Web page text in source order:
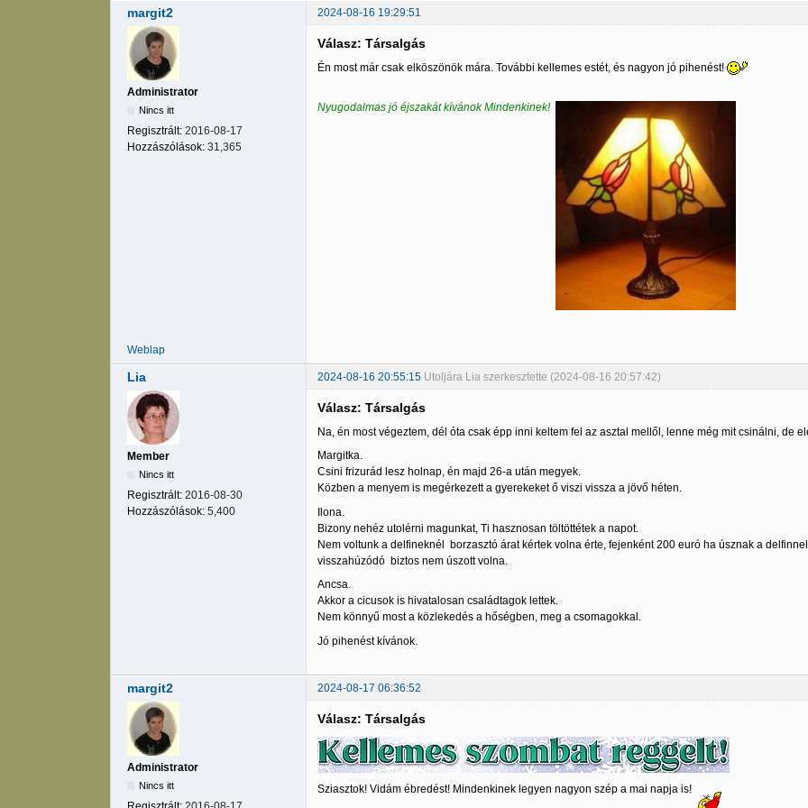
margit2 2024-08-16 19:29:51
Administrator
Nincs itt
Regisztrált: 2016-08-17
Hozzászólások: 31,365
Válasz: Társalgás
Én most már csak elköszönök mára. További kellemes estét, és nagyon jó pihenést!
Nyugodalmas jó éjszakát kívánok Mindenkinek!
Weblap
Lia 2024-08-16 20:55:15 Utoljára Lia szerkesztette (2024-08-16 20:57:42)
Member
Nincs itt
Regisztrált: 2016-08-30
Hozzászólások: 5,400
Válasz: Társalgás
Na, én most végeztem, dél óta csak épp inni keltem fel az asztal mellől, lenne még mit csinálni, de
Margitka.
Csini frizurád lesz holnap, én majd 26-a után megyek.
Közben a menyem is megérkezett a gyerekeket ő viszi vissza a jövő héten.
Ilona.
Bizony nehéz utolérni magunkat, Ti hasznosan töltöttétek a napot.
Nem voltunk a delfineknél borzasztó árat kértek volna érte, fejenként 200 euró ha úsznak a
visszahúzódó biztos nem úszott volna.
Ancsa.
Akkor a cicusok is hivatalosan családtagok lettek.
Nem könnyű most a közlekedés a hőségben, meg a csomagokkal.
Jó pihenést kívánok.
margit2 2024-08-17 06:36:52
Administrator
Nincs itt
Válasz: Társalgás
Sziasztok! Vidám ébredést! Mindenkinek legyen nagyon szép a mai napja is!